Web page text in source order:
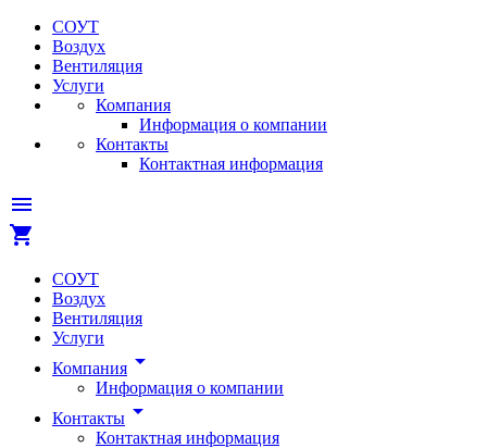
СОУТ
Воздух
Вентиляция
Услуги
Компания
Информация о компании
Контакты
Контактная информация
menu
shopping_cart
СОУТ
Воздух
Вентиляция
Услуги
Компания arrow_drop_down
Информация о компании
Контакты arrow_drop_down
Контактная информация